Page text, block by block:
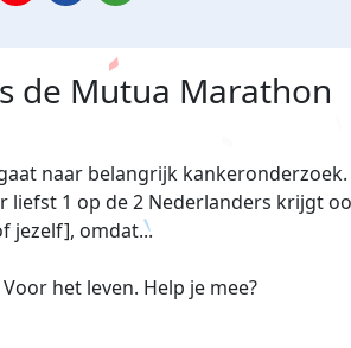
de Mutua Marathon
naar belangrijk kankeronderzoek.
liefst 1 op de 2 Nederlanders krijgt
jezelf], omdat...
het leven. Help je mee?